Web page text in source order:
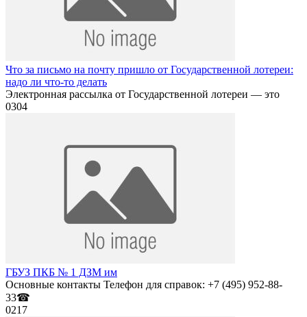
Что за письмо на почту пришло от Государственной лотереи:
надо ли что-то делать
Электронная рассылка от Государственной лотереи — это
0304
ГБУЗ ПКБ № 1 ДЗМ им
Основные контакты Телефон для справок: +7 (495) 952-88-
33☎
0217